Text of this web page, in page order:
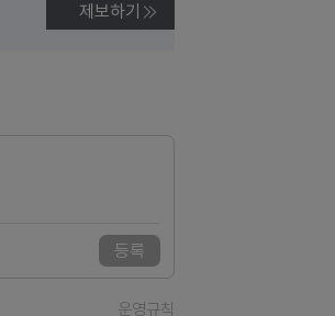
제보하기
등록
운영규칙